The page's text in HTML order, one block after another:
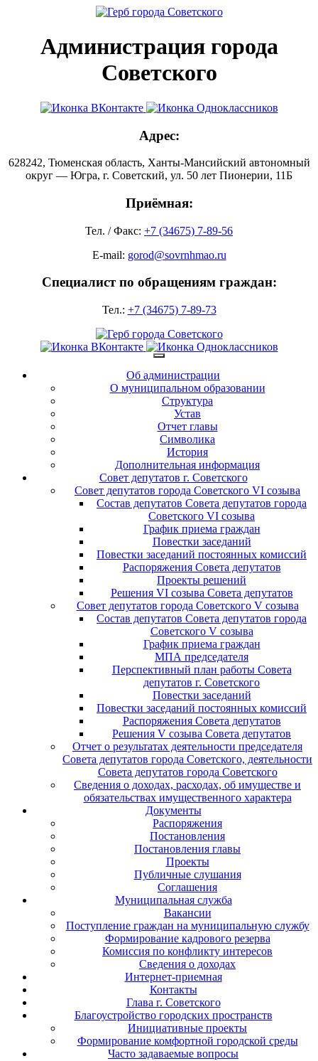
Администрация города
Советского
Адрес:
628242, Тюменская область, Ханты-Мансийский автономный
округ — Югра, г. Советский, ул. 50 лет Пионерии, 11Б
Приёмная:
Тел. / Факс: +7 (34675) 7-89-56
E-mail: gorod@sovrnhmao.ru
Специалист по обращениям граждан:
Тел.: +7 (34675) 7-89-73
Об администрации
О муниципальном образовании
Структура
Устав
Отчет главы
Символика
История
Дополнительная информация
Совет депутатов г. Советского
Совет депутатов города Советского VI созыва
Состав депутатов Совета депутатов города
Советского VI созыва
График приема граждан
Повестки заседаний
Повестки заседаний постоянных комиссий
Распоряжения Совета депутатов
Проекты решений
Решения VI созыва Совета депутатов
Совет депутатов города Советского V созыва
Состав депутатов Совета депутатов города
Советского V созыва
График приема граждан
МПА председателя
Перспективный план работы Совета
депутатов г. Советского
Повестки заседаний
Повестки заседаний постоянных комиссий
Распоряжения Совета депутатов
Решения V созыва Совета депутатов
Отчет о результатах деятельности председателя
Совета депутатов города Советского, деятельности
Совета депутатов города Советского
Сведения о доходах, расходах, об имуществе и
обязательствах имущественного характера
Документы
Распоряжения
Постановления
Постановления главы
Проекты
Публичные слушания
Соглашения
Муниципальная служба
Вакансии
Поступление граждан на муниципальную службу
Формирование кадрового резерва
Комиссия по конфликту интересов
Сведения о доходах
Интернет-приемная
Контакты
Глава г. Советского
Благоустройство городских пространств
Инициативные проекты
Формирование комфортной городской среды
Часто задаваемые вопросы